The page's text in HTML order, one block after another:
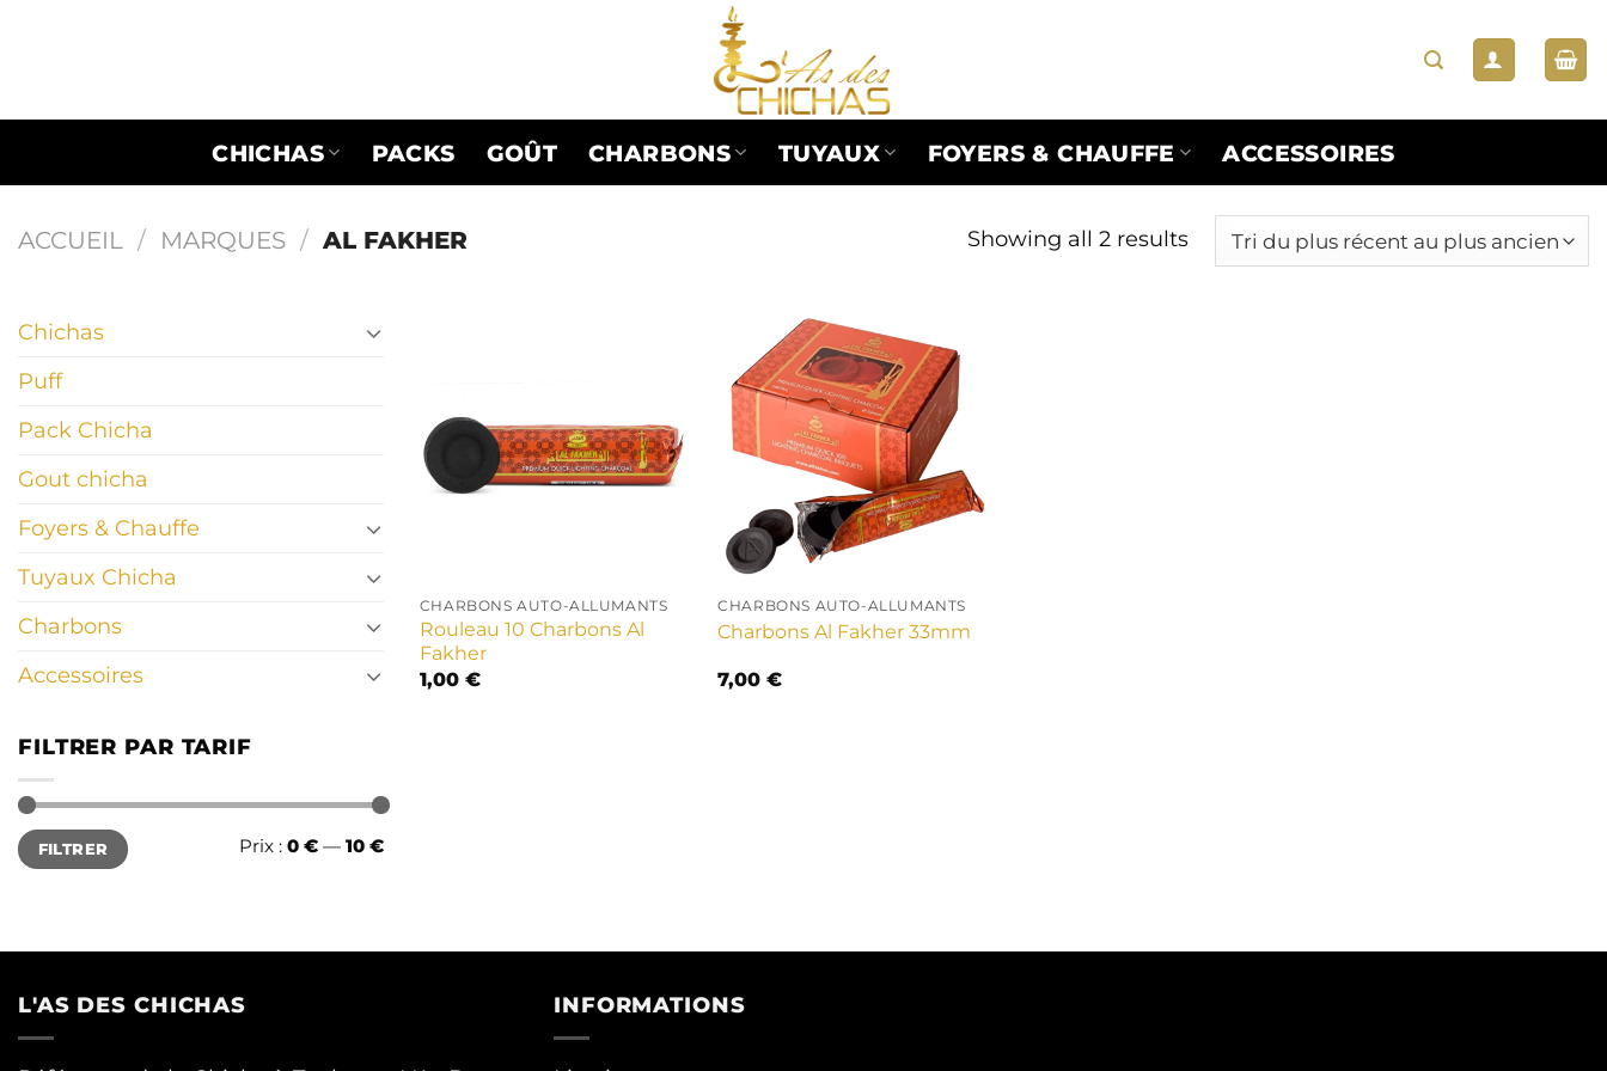
CHICHAS PACKS GOÛT CHARBONS TUYAUX FOYERS & CHAUFFE ACCESSOIRES
ACCUEIL / MARQUES / AL FAKHER Showing all 2 results
Chichas
Puff
Pack Chicha
Gout chicha
Foyers & Chauffe
Tuyaux Chicha
Charbons
Accessoires
FILTRER PAR TARIF
Prix
min
Prix
maxFILTRER Prix : 0 € — 10 €
CHARBONS AUTO-ALLUMANTS
Rouleau 10 Charbons Al
Fakher
1,00 €
CHARBONS AUTO-ALLUMANTS
Charbons Al Fakher 33mm
7,00€
L'AS DES CHICHAS INFORMATIONS